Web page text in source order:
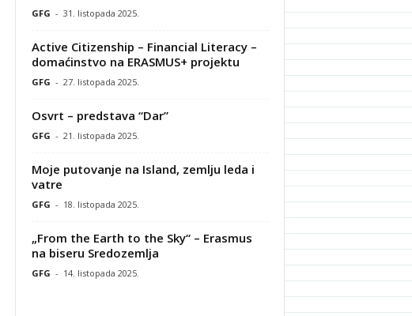
GFG - 31. listopada 2025.
Active Citizenship – Financial Literacy –
domaćinstvo na ERASMUS+ projektu
GFG - 27. listopada 2025.
Osvrt – predstava “Dar”
GFG - 21. listopada 2025.
Moje putovanje na Island, zemlju leda i
vatre
GFG - 18. listopada 2025.
„From the Earth to the Sky“ – Erasmus
na biseru Sredozemlja
GFG - 14. listopada 2025.